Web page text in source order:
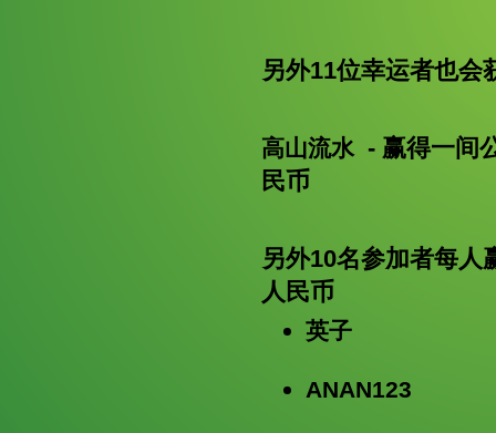
另外11位幸运者也会
高山流水 - 赢得一间
民币
另外10名参加者每人
人民币
英子
ANAN123